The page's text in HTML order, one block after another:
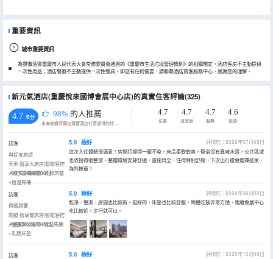
重要資訊
城市重要資訊
為貫徹落實重慶市人民代表大會常務委員會通過的《重慶市生活垃圾管理條例》的相關規定，酒店客房不主動提供
一次性用品；酒店餐廳不主動提供一次性餐具。如您有任何需要，請聯繫酒店賓客服務中心，感謝您的理解。
新元氣酒店(重慶悅來國博會展中心店)的真實住客評論(325)
4.7 /5分 98% 的人推薦
永安旅遊評價由真實酒店住客提供的評價。
4.7
位置
4.7
清潔度
4.7
服務
4.6
設施
訪客
與好友旅遊
天地·智享大床房|智能客控
+90%白鴨絨被+乳膠床墊
+恆温馬桶
入住於2026年06月
5.0 極好
評價於：2026年07月05日
這次入住體驗很滿意！房間打掃得一塵不染，床品柔軟乾爽，衞浴沒有異味水漬，公共區域
也收拾得很整潔。整體環境安靜舒適，設施齊全，住得特別舒服，下次出行還會選擇這家，
強烈推薦！
訪客
商務旅客
問道·智享雙床房|智能客控
+會客辦公座椅+恆温馬桶
+乳膠床墊
入住於2026年05月
5.0 極好
評價於：2026年06月02日
乾淨，整潔，房間也比較新。挺好的，床墊也比較舒服。周邊吃飯非常方便，距離會展中心
也比較近。步行就可以。
訪客 5.0 極好 評價於：2025年12月09日